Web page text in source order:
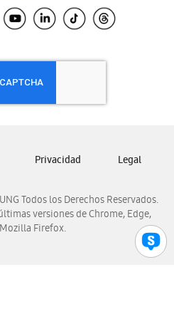
El Salvador
Honduras
Nicaragua
Panamá
Venezuela
Todos los Derechos Reservados.
versiones de Chrome, Edge,
Firefox.
Privacidad Legal